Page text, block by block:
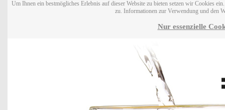
Um Ihnen ein bestmögliches Erlebnis auf dieser Website zu bieten setzen wir Cookies
zu. Informationen zur Verwendung und den
Nur essenzielle